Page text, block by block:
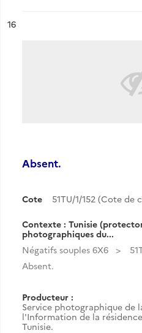
n°
16
Absent.
Cote 51TU/1/152 (Cote de
Contexte : Tunisie
photographiques du...
Négatifs souples 6X6
Absent.
Producteur :
Service photographique de
l'Information de la
Tunisie.